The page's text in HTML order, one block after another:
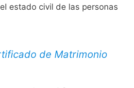
estado civil de las personas
de Matrimonio